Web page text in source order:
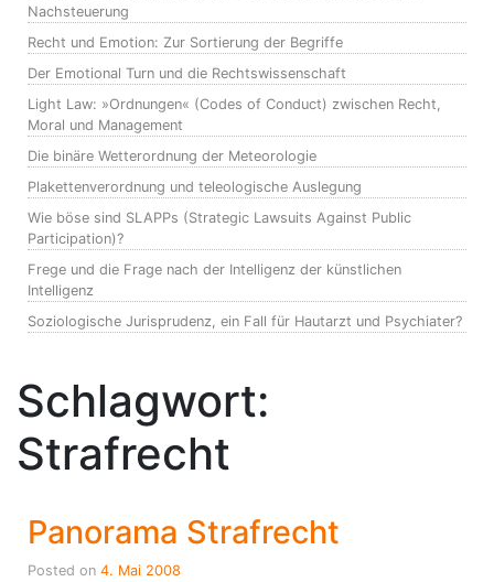
Nachsteuerung
Recht und Emotion: Zur Sortierung der Begriffe
Der Emotional Turn und die Rechtswissenschaft
Light Law: »Ordnungen« (Codes of Conduct) zwischen Recht,
Moral und Management
Die binäre Wetterordnung der Meteorologie
Plakettenverordnung und teleologische Auslegung
Wie böse sind SLAPPs (Strategic Lawsuits Against Public
Participation)?
Frege und die Frage nach der Intelligenz der künstlichen
Intelligenz
Soziologische Jurisprudenz, ein Fall für Hautarzt und Psychiater?
Schlagwort:
Strafrecht
Panorama Strafrecht
Posted on 4. Mai 2008